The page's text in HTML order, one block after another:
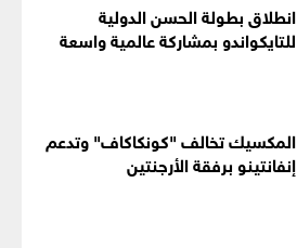
انطلاق بطولة الحسن الدولية
للتايكواندو بمشاركة عالمية واسعة
المكسيك تخالف "كونكاكاف" وتدعم
إنفانتينو برفقة الأرجنتين